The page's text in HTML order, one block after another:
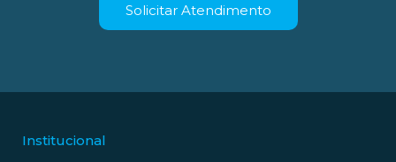
Solicitar Atendimento
Institucional